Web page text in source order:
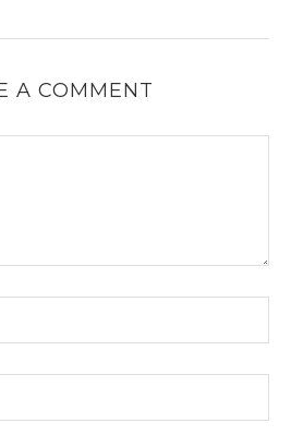
A COMMENT